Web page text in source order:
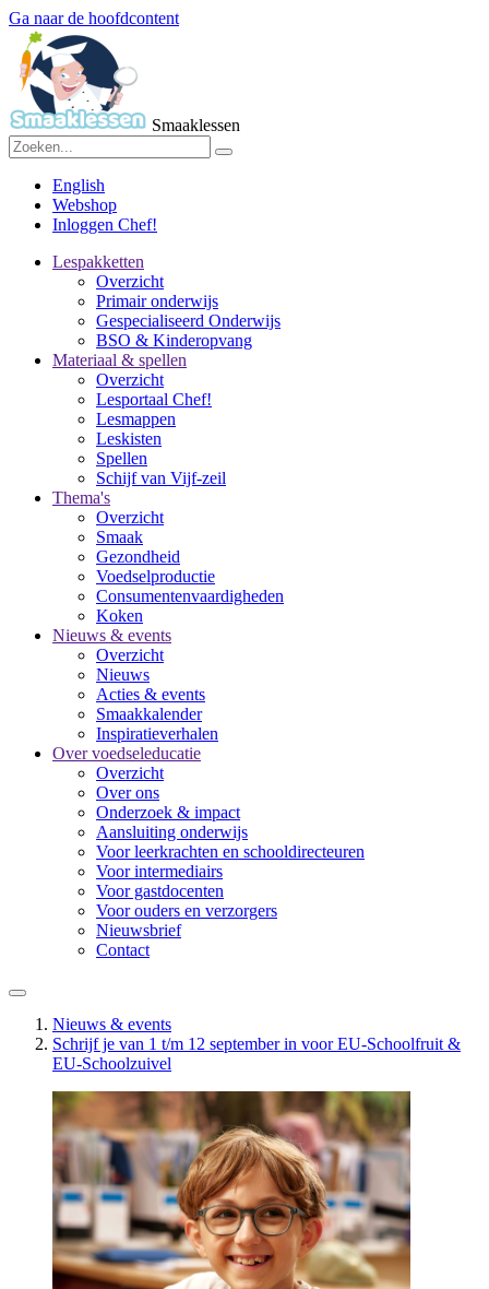
Ga naar de hoofdcontent
Smaaklessen
English
Webshop
Inloggen Chef!
Lespakketten
Overzicht
Primair onderwijs
Gespecialiseerd Onderwijs
BSO & Kinderopvang
Materiaal & spellen
Overzicht
Lesportaal Chef!
Lesmappen
Leskisten
Spellen
Schijf van Vijf-zeil
Thema's
Overzicht
Smaak
Gezondheid
Voedselproductie
Consumentenvaardigheden
Koken
Nieuws & events
Overzicht
Nieuws
Acties & events
Smaakkalender
Inspiratieverhalen
Over voedseleducatie
Overzicht
Over ons
Onderzoek & impact
Aansluiting onderwijs
Voor leerkrachten en schooldirecteuren
Voor intermediairs
Voor gastdocenten
Voor ouders en verzorgers
Nieuwsbrief
Contact
Nieuws & events
Schrijf je van 1 t/m 12 september in voor EU-Schoolfruit &
EU-Schoolzuivel